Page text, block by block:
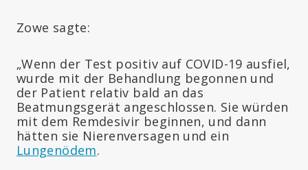
Zowe sagte:
„Wenn der Test positiv auf COVID-19 ausfiel,
wurde mit der Behandlung begonnen und
der Patient relativ bald an das
Beatmungsgerät angeschlossen. Sie würden
mit dem Remdesivir beginnen, und dann
hätten sie Nierenversagen und ein
Lungenödem.